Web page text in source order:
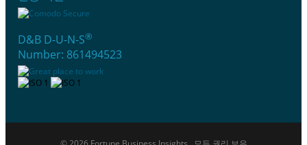
D&B D-U-N-S®
Number: 861494523